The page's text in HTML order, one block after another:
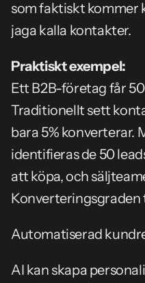
som faktiskt kommer
jaga kalla kontakter.
Praktiskt exempel:
Ett B2B-företag får
Traditionellt sett
bara 5% konverterar.
identifieras de 50
att köpa, och
Konverteringsgraden
Automatiserad
AI kan skapa